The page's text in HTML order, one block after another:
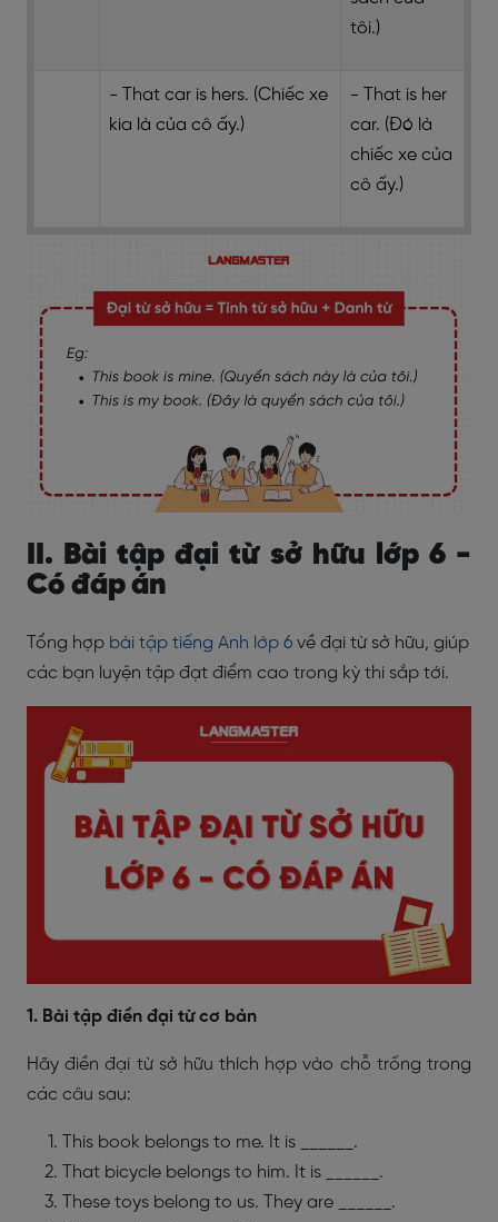
tôi.)
- That car is hers. (Chiếc xe
kia là của cô ấy.)
- That is her
car. (Đó là
chiếc xe của
cô ấy.)
II. Bài tập đại từ sở hữu lớp 6 -
Có đáp án
Tổng hợp bài tập tiếng Anh lớp 6 về đại từ sở hữu, giúp
các bạn luyện tập đạt điểm cao trong kỳ thi sắp tới.
1. Bài tập điền đại từ cơ bản
Hãy điền đại từ sở hữu thích hợp vào chỗ trống trong
các câu sau:
This book belongs to me. It is ______.
That bicycle belongs to him. It is ______.
These toys belong to us. They are ______.